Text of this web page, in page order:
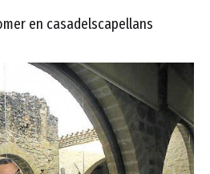
en casadelscapellans